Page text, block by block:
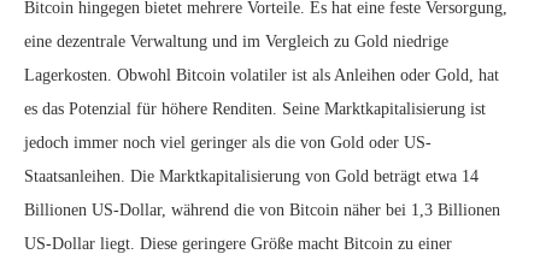
Bitcoin hingegen bietet mehrere Vorteile. Es hat eine feste Versorgung,
eine dezentrale Verwaltung und im Vergleich zu Gold niedrige
Lagerkosten. Obwohl Bitcoin volatiler ist als Anleihen oder Gold, hat
es das Potenzial für höhere Renditen. Seine Marktkapitalisierung ist
jedoch immer noch viel geringer als die von Gold oder US-
Staatsanleihen. Die Marktkapitalisierung von Gold beträgt etwa 14
Billionen US-Dollar, während die von Bitcoin näher bei 1,3 Billionen
US-Dollar liegt. Diese geringere Größe macht Bitcoin zu einer